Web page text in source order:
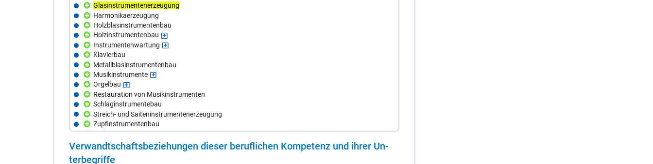
Glasinstrumentenerzeugung
Harmonikaerzeugung
Holzblasinstrumentenbau
Holzinstrumentenbau
Instrumentenwartung
Klavierbau
Metallblasinstrumentenbau
Musikinstrumente
Orgelbau
Restauration von Musikinstrumenten
Schlaginstrumentebau
Streich- und Saiteninstrumentenerzeugung
Zupfinstrumentenbau
Ver­wandt­schafts­be­zie­hun­gen die­ser be­ruf­li­chen Kom­pe­tenz und ih­rer Un­
ter­be­grif­fe